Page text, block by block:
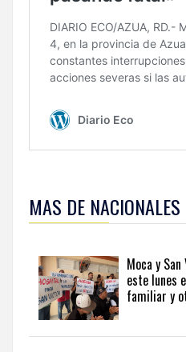
esta
información
seguir
actualidad
del
país
desde
MAS DE NACIONALES
Moca y
este lunes
familiar y